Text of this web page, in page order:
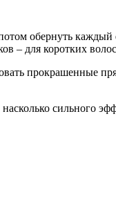
обернуть
– для коротких
прокрашенные
сильного